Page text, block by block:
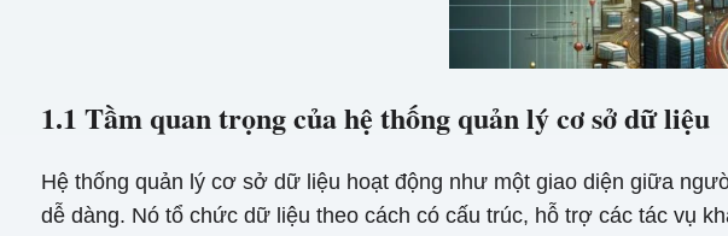
1.1 Tầm quan trọng của hệ thống quản lý cơ sở dữ liệu
Hệ thống quản lý cơ sở dữ liệu hoạt động như một giao diện giữa
dễ dàng. Nó tổ chức dữ liệu theo cách có cấu trúc, hỗ trợ các tác vụ